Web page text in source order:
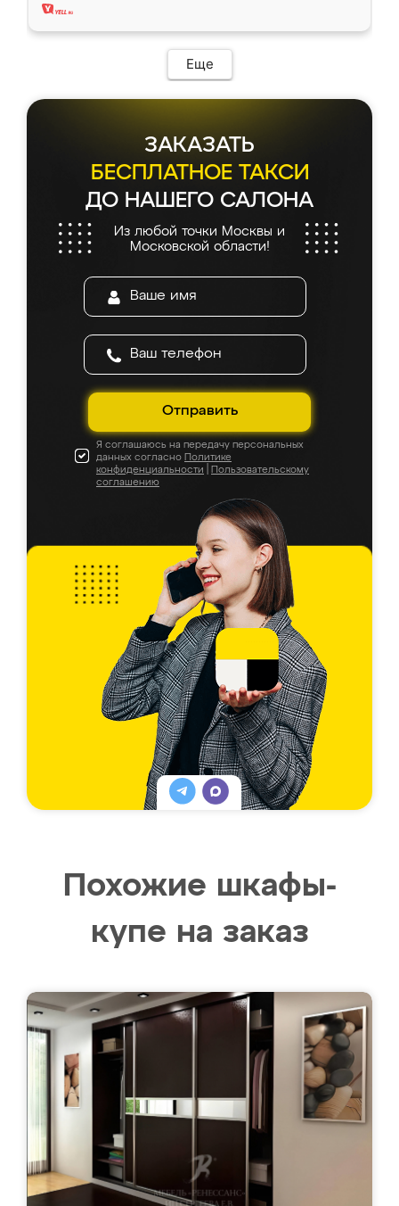
Еще
ЗАКАЗАТЬ
БЕСПЛАТНОЕ ТАКСИ
ДО НАШЕГО САЛОНА
Из любой точки Москвы и
Московской области!
Отправить
Я соглашаюсь на передачу персональных
данных согласно Политике
конфиденциальности
Пользовательскому
соглашению
Похожие шкафы-
купе на заказ